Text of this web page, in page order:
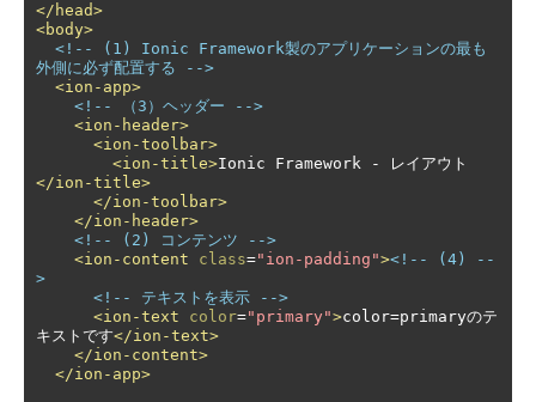
</head>
<body>
<!-- (1) Ionic Framework製のアプリケーションの最も
外側に必ず配置する -->
<ion-app>
<!-- （3）ヘッダー -->
<ion-header>
<ion-toolbar>
<ion-title>Ionic Framework - レイアウト
</ion-title>
</ion-toolbar>
</ion-header>
<!-- (2) コンテンツ -->
<ion-content
class="ion-padding"><!-- (4) --
>
<!-- テキストを表示 -->
<ion-text
color="primary">color=primaryのテ
キストです</ion-text>
</ion-content>
</ion-app>